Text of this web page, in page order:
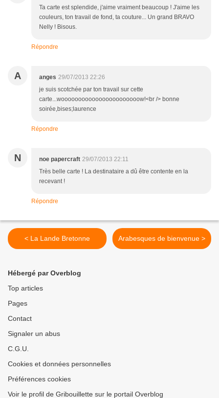
Ta carte est splendide, j'aime vraiment beaucoup ! J'aime les
couleurs, ton travail de fond, ta couture... Un grand BRAVO
Nelly ! Bisous.
Répondre
A anges 29/07/2013 22:26
je suis scotchée par ton travail sur cette
carte...wooooooooooooooooooooooow!<br /> bonne
soirée,bises;laurence
Répondre
N noe papercraft 29/07/2013 22:11
Très belle carte ! La destinataire a dû être contente en la
recevant !
Répondre
< La Lande Bretonne Arabesques de bienvenue >
Hébergé par Overblog
Top articles
Pages
Contact
Signaler un abus
C.G.U.
Cookies et données personnelles
Préférences cookies
Voir le profil de Gribouillette sur le portail Overblog